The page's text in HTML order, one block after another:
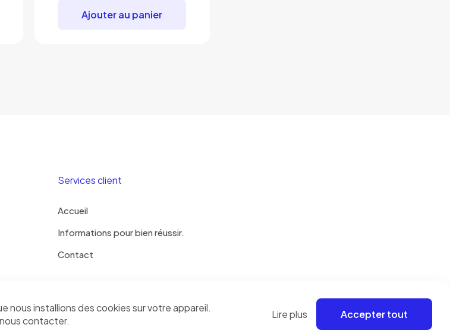
Ajouter au panier
Services client
Accueil
Informations pour bien réussir.
Contact
installions des cookies sur votre appareil.
contacter.
Lire plus Accepter tout